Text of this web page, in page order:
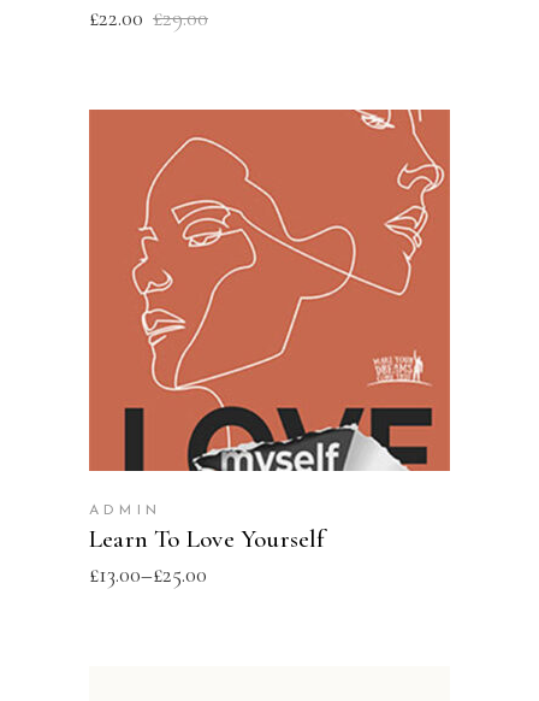
£29.00
£22.00
SELECT OPTIONS
ADMIN
Learn To Love Yourself
£13.00–£25.00